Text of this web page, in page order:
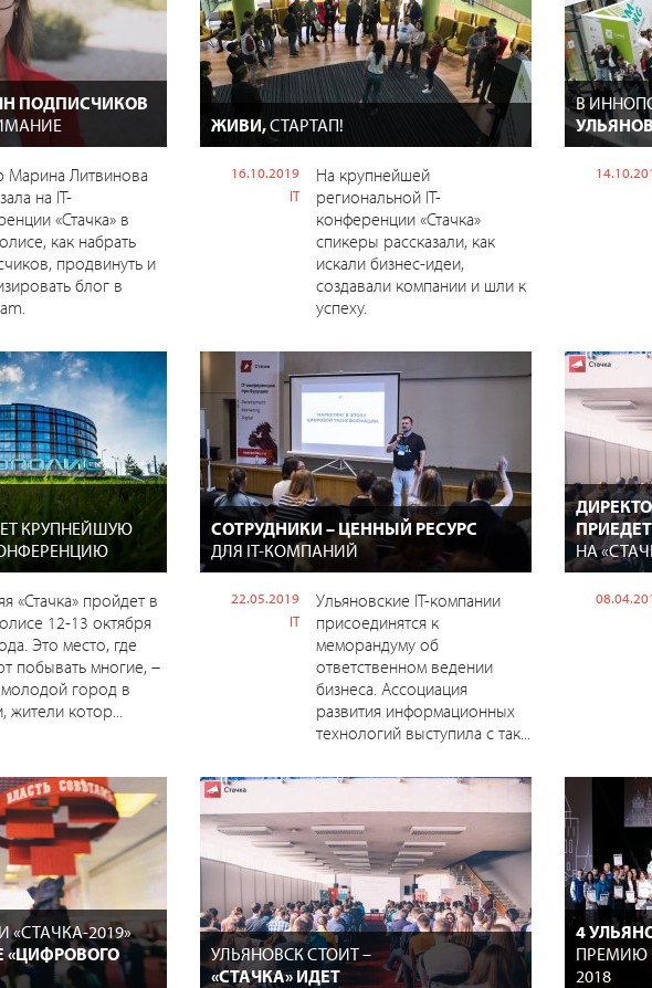
ПОДПИСЧИКОВ
Марина Литвинова
на IT-
«Стачка» в
как набрать
продвинуть и
блог в
ЖИВИ,СТАРТАП!
16.10.2019
IT
На крупнейшей
региональной IT-
конференции «Стачка»
спикеры рассказали, как
искали бизнес-идеи,
создавали компании и шли к
успеху.
В
КРУПНЕЙШУЮ
«Стачка» пройдет в
12-13 октября
Это место, где
побывать многие, –
город в
жители котор...
СОТРУДНИКИ – ЦЕННЫЙ РЕСУРС
ДЛЯ IT-КОМПАНИЙ
22.05.2019
IT
Ульяновские IT-компании
присоединятся к
меморандуму об
ответственном ведении
бизнеса. Ассоциация
развития информационных
технологий выступила с так...
ПРИЕДЕТ
НА
«СТАЧКА-2019»
«ЦИФРОВОГО
УЛЬЯНОВСК СТОИТ –
«СТАЧКА» ИДЕТ
4
ПРЕМИЮ
2018